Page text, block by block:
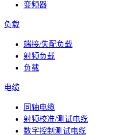
变频器
负载
端接/失配负载
射频负载
负载
电缆
同轴电缆
射频校准/测试电缆
数字控制测试电缆